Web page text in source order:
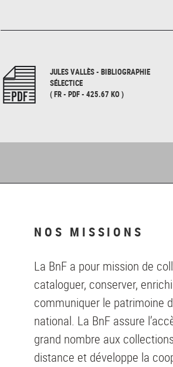
JULES VALLÈS - BIBLIOGRAPHIE
SÉLECTICE
( FR - PDF - 425.67 KO )
NOS MISSIONS
La BnF a pour mission de
cataloguer, conserver,
communiquer le patrimoine
national. La BnF assure
grand nombre aux
distance et développe la